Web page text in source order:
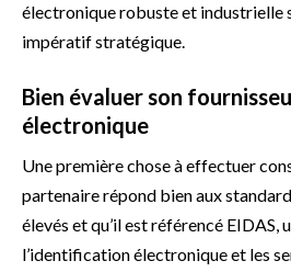
électronique robuste et industrielle
impératif stratégique.
Bien évaluer son
électronique
Une première chose à effectuer
partenaire répond bien aux
élevés et qu’il est référencé EIDAS,
l’identification électronique et les